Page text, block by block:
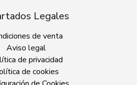
Legales
de venta
Aviso legal
de privacidad
de cookies